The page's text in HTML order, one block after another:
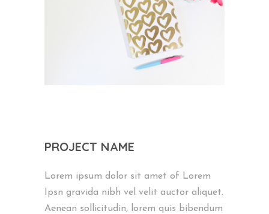
PROJECT NAME
Lorem ipsum dolor sit amet of Lorem
Ipsn gravida nibh vel velit auctor aliquet.
Aenean sollicitudin, lorem quis bibendum